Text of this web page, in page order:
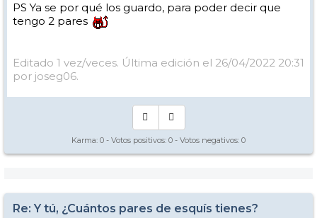
PS Ya se por qué los guardo, para poder decir que
tengo 2 pares
Editado 1 vez/veces. Última edición el 26/04/2022 20:31
por joseg06.
Karma: 0 - Votos positivos: 0 - Votos negativos: 0
Re: Y tú, ¿Cuántos pares de esquís tienes?